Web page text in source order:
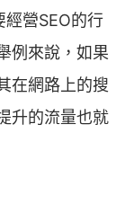
營SEO的行
例來說，如果
在網路上的搜
升的流量也就